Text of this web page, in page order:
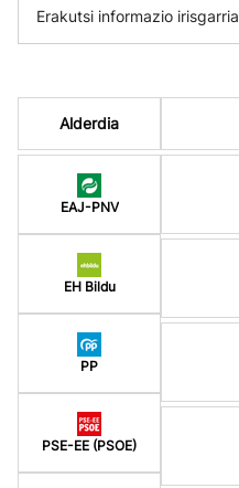
Erakutsi informazio irisgarria
Alderdia
EAJ-PNV
EH Bildu
PP
PSE-EE (PSOE)